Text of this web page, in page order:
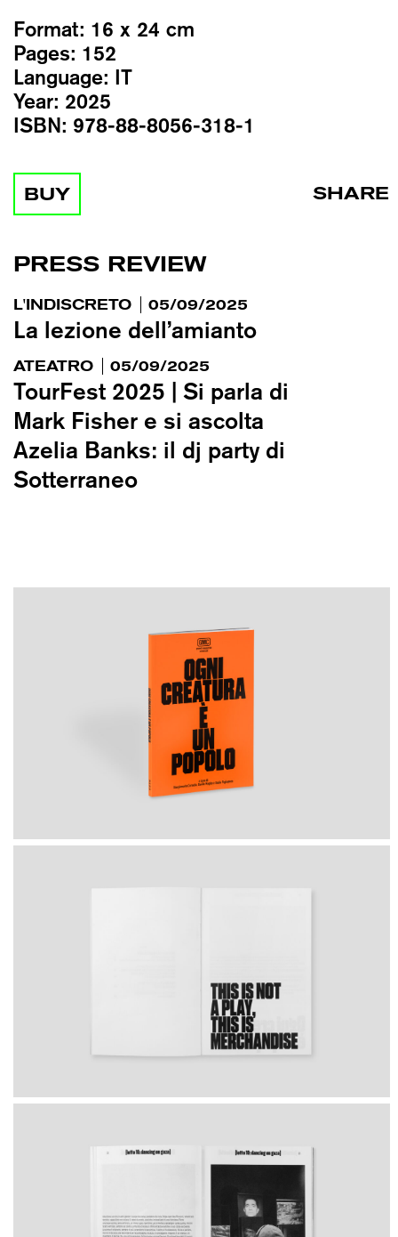
Format: 16 x 24 cm
Pages: 152
Language: IT
Year: 2025
ISBN: 978-88-8056-318-1
BUY SHARE
PRESS REVIEW
L'INDISCRETO 05/09/2025
La lezione dell’amianto
ATEATRO 05/09/2025
TourFest 2025 | Si parla di
Mark Fisher e si ascolta
Azelia Banks: il dj party di
Sotterraneo